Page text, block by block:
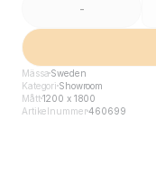
-
Mässa Sweden
Kategori Showroom
Mått1200 x 1800
Artikelnummer460699